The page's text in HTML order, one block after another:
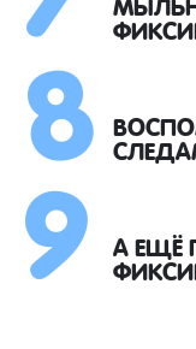
А ЕЩЁ